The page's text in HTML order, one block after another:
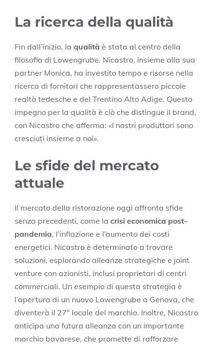
La ricerca della qualità
Fin dall’inizio, la qualità è stata al centro della
filosofia di Lowengrube. Nicastro, insieme alla sua
partner Monica, ha investito tempo e risorse nella
ricerca di fornitori che rappresentassero piccole
realtà tedesche e del Trentino Alto Adige. Questo
impegno per la qualità è ciò che distingue il brand,
con Nicastro che afferma: «I nostri produttori sono
cresciuti insieme a noi».
Le sfide del mercato
attuale
Il mercato della ristorazione oggi affronta sfide
senza precedenti, come la crisi economica post-
pandemia, l’inflazione e l’aumento dei costi
energetici. Nicastro è determinato a trovare
soluzioni, esplorando alleanze strategiche e joint
venture con azionisti, inclusi proprietari di centri
commerciali. Un esempio di questa strategia è
l’apertura di un nuovo Lowengrube a Genova, che
diventerà il 27° locale del marchio. Inoltre, Nicastro
anticipa una futura alleanza con un importante
marchio bavarese, che promette di rafforzare